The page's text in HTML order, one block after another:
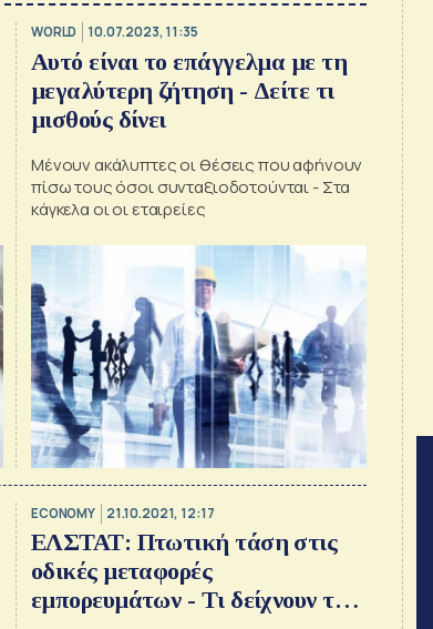
WORLD 10.07.2023, 11:35
Αυτό είναι το επάγγελμα με τη
μεγαλύτερη ζήτηση - Δείτε τι
μισθούς δίνει
Μένουν ακάλυπτες οι θέσεις που αφήνουν
πίσω τους όσοι συνταξιοδοτούνται - Στα
κάγκελα οι οι εταιρείες
ECONOMY 21.10.2021, 12:17
ΕΛΣΤΑΤ: Πτωτική τάση στις
οδικές μεταφορές
εμπορευμάτων - Τι δείχνουν τα